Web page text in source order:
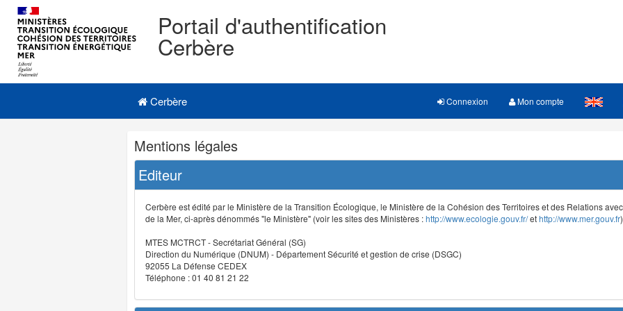
Portail d'authentification
Cerbère
Navigation
Menu principal
Cerbère Connexion Mon compte
Navigation
et
outils
annexes
Mentions légales
Editeur
Cerbère est édité par le Ministère de la Transition Écologique, le Ministère de la Cohésion des Territoires et des Relations
de la Mer, ci-après dénommés "le Ministère" (voir les sites des Ministères :http://www.ecologie.gouv.fr/ethttp://www.mer.gouv.fr
MTES MCTRCT - Secrétariat Général (SG)
Direction du Numérique (DNUM) - Département Sécurité et gestion de crise (DSGC)
92055 La Défense CEDEX
Téléphone : 01 40 81 21 22